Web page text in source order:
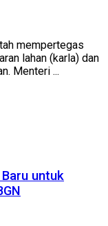
mempertegas
lahan (karla) dan
Menteri ...
untuk